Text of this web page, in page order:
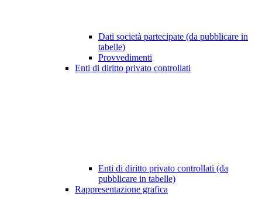
Dati società partecipate (da pubblicare in
tabelle)
Provvedimenti
Enti di diritto privato controllati
Enti di diritto privato controllati (da
pubblicare in tabelle)
Rappresentazione grafica